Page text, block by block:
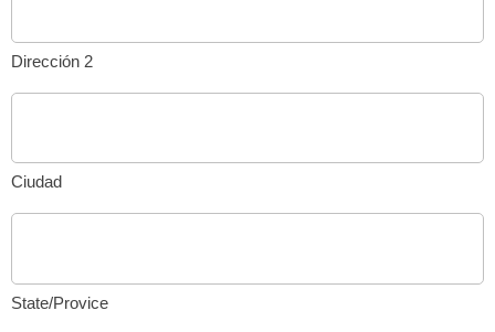
Dirección 2
Ciudad
State/Provice